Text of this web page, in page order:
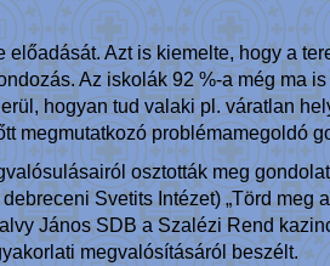
Azt is kiemelte, hogy a
Az iskolák 92 %-a még ma
hogyan tud valaki pl. váratlan
megmutatkozó
osztották meg
Svetits Intézet) „Törd
János SDB a Szalézi Rend
megvalósításáról beszélt.